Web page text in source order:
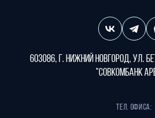
603086, г. Нижний Новгород, ул.
"СОВКОМБАНК
Тел. офиса: